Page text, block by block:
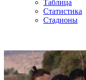
Таблица
Статистика
Стадионы